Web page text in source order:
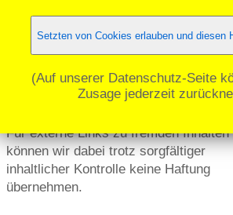
Setzten von Cookies erlauben und diesen
(Auf unserer Datenschutz-Seite
Zusage jederzeit
Daten bei der Erhebung, Verarbeitung
unserer Homepage ist uns ein
Für externe Links zu fremden Inhalten
können wir dabei trotz sorgfältiger
inhaltlicher Kontrolle keine Haftung
übernehmen.